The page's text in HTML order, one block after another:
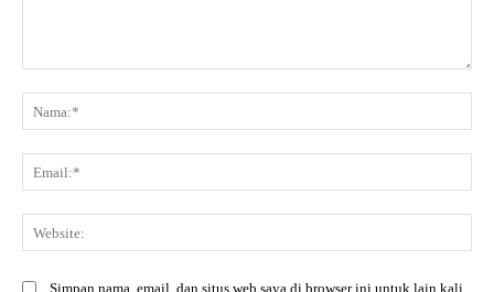
Simpan nama, email, dan situs web saya di browser ini untuk lain kali